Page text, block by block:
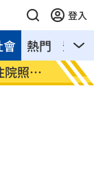
登入
熱門 影音
會
院照片
不副